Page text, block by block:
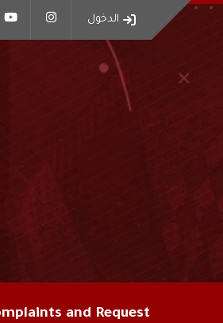
الدخول
and Request